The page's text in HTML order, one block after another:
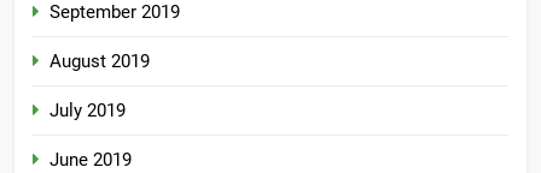
September 2019
August 2019
July 2019
June 2019